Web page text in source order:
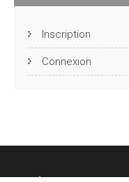
Inscription
Connexion